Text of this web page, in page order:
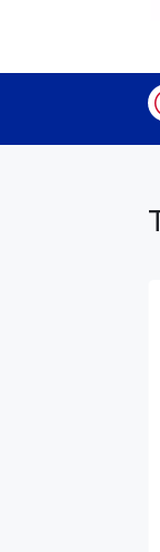
Visualizzazione